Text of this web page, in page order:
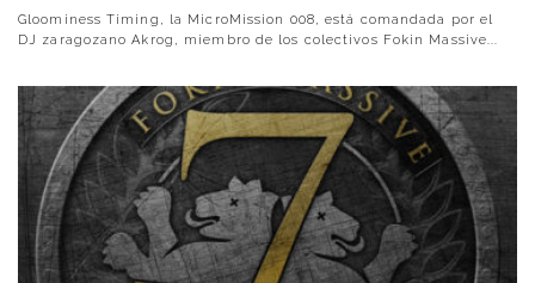
Gloominess Timing, la MicroMission 008, está comandada por el
DJ zaragozano Akrog, miembro de los colectivos Fokin Massive